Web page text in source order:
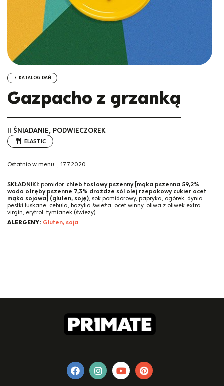
KATALOG DAŃ
Gazpacho z grzanką
II ŚNIADANIE, PODWIECZOREK
ELASTIC
Ostatnio w menu: , 17.7.2020
SKŁADNIKI: pomidor, chleb tostowy pszenny [mąka pszenna 59,2%
woda otręby pszenne 7,3% drożdże sól olej rzepakowy cukier ocet
mąka sojowa] (gluten, soję), sok pomidorowy, papryka, ogórek, dynia
pestki łuskane, cebula, bazylia świeża, ocet winny, oliwa z oliwek extra
virgin, erytrol, tymianek (świeży)
ALERGENY: Gluten, soja